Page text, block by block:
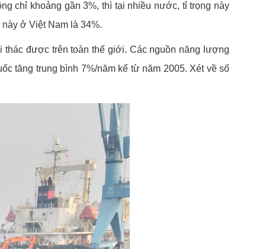
chỉ khoảng gần 3%, thì tại nhiều nước, tỉ trọng này
ở Việt Nam là 34%.
được trên toàn thế giới. Các nguồn năng lượng
tăng trung bình 7%/năm kể từ năm 2005. Xét về số